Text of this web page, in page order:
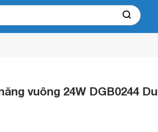
vuông 24W DGB0244